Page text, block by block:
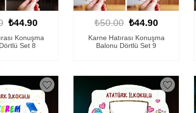
₺44.90
Konuşma
Set 8
₺50.00 ₺44.90
Karne Hatırası Konuşma
Balonu Dörtlü Set 9